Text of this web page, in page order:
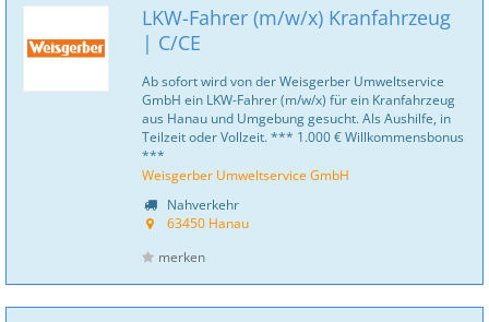
LKW-Fahrer (m/w/x) Kranfahrzeug
| C/CE
Ab sofort wird von der Weisgerber Umweltservice
GmbH ein LKW-Fahrer (m/w/x) für ein Kranfahrzeug
aus Hanau und Umgebung gesucht. Als Aushilfe, in
Teilzeit oder Vollzeit. *** 1.000 € Willkommensbonus
***
Weisgerber Umweltservice GmbH
Nahverkehr
63450 Hanau
merken